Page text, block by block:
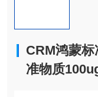
CRM鸿蒙
准物质